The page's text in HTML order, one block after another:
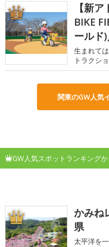
3
【新
BIKE
ールド
生まれて
トラクシ
関東のGW人気
GW人気スポットランキングか
1
かみね
県
太平洋を